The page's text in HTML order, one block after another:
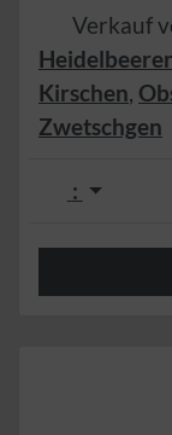
Verkauf
Kirschen,
Zwetschgen
: